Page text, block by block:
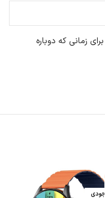
زمانی که دوباره